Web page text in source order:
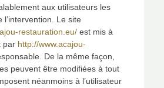
aux utilisateurs les
Le site
restauration.eu/ est mis à
par http://www.acajou-
De la même façon,
peuvent être modifiées à tout
néanmoins à l’utilisateur